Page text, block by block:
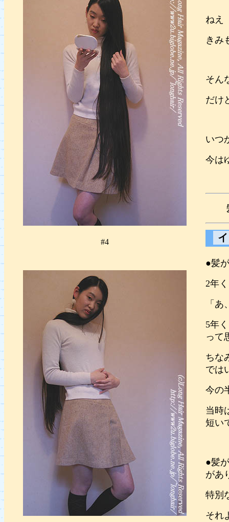
ねえ
きみ
そん
だけ
いつ
今は
#4
●髪
2年
「
5年
って
ちな
では
今の
当時
短い
●髪
があ
特別
それ